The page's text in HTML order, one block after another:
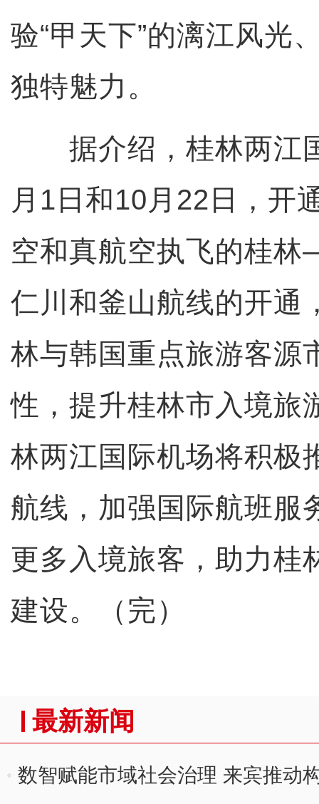
验“甲天下”的漓江风光
独特魅力。
据介绍，桂林两江
月1日和10月22日，开
空和真航空执飞的桂
仁川和釜山航线的开通
林与韩国重点旅游客源
性，提升桂林市入境旅
林两江国际机场将积极
航线，加强国际航班服
更多入境旅客，助力桂
建设。（完）
最新新闻
数智赋能市域社会治理 来宾推动